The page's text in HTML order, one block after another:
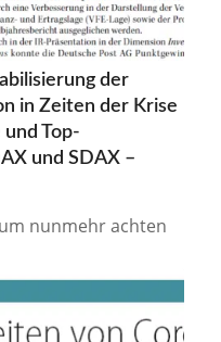
der
in Zeiten der Krise
und Top-
und SDAX –
nunmehr achten